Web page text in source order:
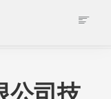
公司技